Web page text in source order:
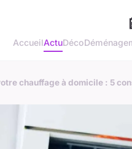
AccueilActuDéco
chauffage à domicile : 5